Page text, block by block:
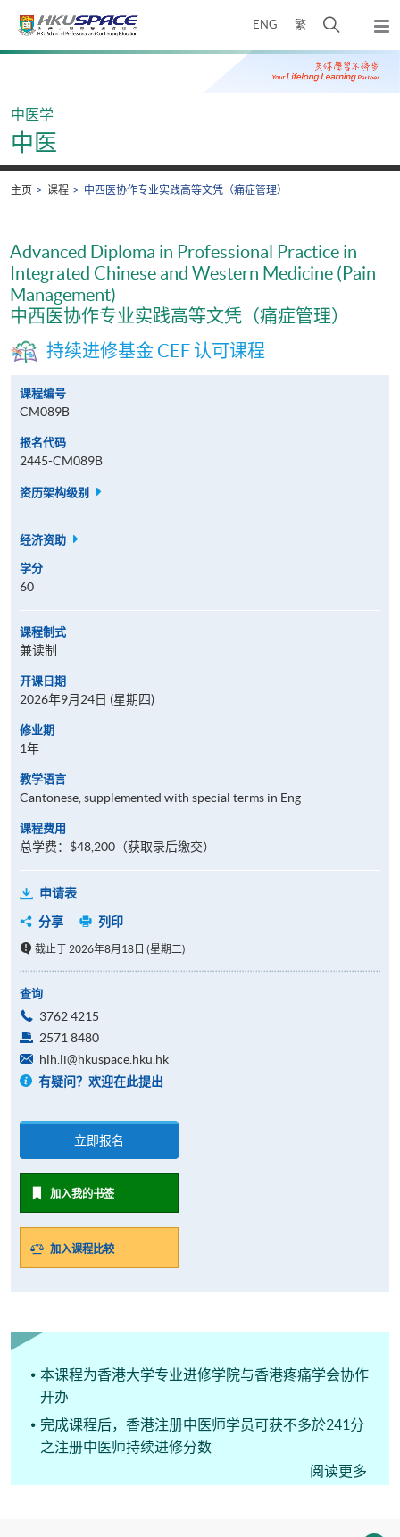
ENG 繁
开
搜
寻
弹
出
主
Main
中医学
中医
主页 课程 中西医协作专业实践高等文凭（痛症管理）
Advanced Diploma in Professional Practice in
Integrated Chinese and Western Medicine (Pain
Management)
中西医协作专业实践高等文凭（痛症管理）
持续进修基金 CEF 认可课程
课程编号
CM089B
报名代码
2445-CM089B
资历架构级别
经济资助
学分
60
课程制式
兼读制
开课日期
2026年9月24日 (星期四)
修业期
1年
教学语言
Cantonese, supplemented with special terms in Eng
课程费用
总学费：$48,200（获取录后缴交）
申请表
分享
列印
截止于 2026年8月18日 (星期二)
查询
3762 4215
2571 8480
hlh.li@hkuspace.hku.hk
有疑问？欢迎在此提出
立即报名
加入我的书签
加入课程比较
本课程为香港大学专业进修学院与香港疼痛学会协作
开办
完成课程后，香港注册中医师学员可获不多於241分
之注册中医师持续进修分数
本课程已成功登记成为「中医药发展基金」合资格培
阅读更多